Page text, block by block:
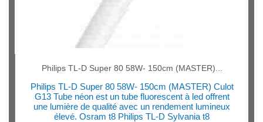
Philips TL-D Super 80 58W- 150cm (MASTER)...
Philips TL-D Super 80 58W- 150cm (MASTER) Culot
G13 Tube néon est un tube fluorescent à led offrent
une lumière de qualité avec un rendement lumineux
élevé. Osram t8 Philips TL-D Sylvania t8